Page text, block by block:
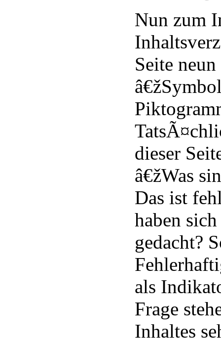
Nun zum
Seite
dieser
â€žWas
Das ist
haben
gedacht?
als
Frage
Inhaltes